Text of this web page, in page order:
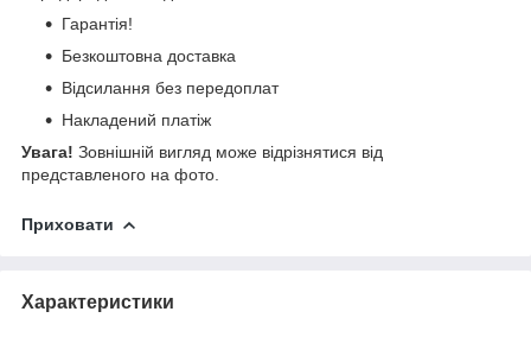
Гарантія!
Безкоштовна доставка
Відсилання без передоплат
Накладений платіж
Увага! Зовнішній вигляд може відрізнятися від
представленого на фото.
Приховати
Характеристики